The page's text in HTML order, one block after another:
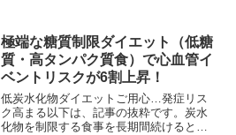
ておきます。「オグサワ」...
極端な糖質制限ダイエット（低糖
質・高タンパク質食）で心血管イ
ベントリスクが6割上昇！
低炭水化物ダイエットご用心…発症リス
ク高まる以下は、記事の抜粋です。炭水
化物を制限する食事を長期間続けると、